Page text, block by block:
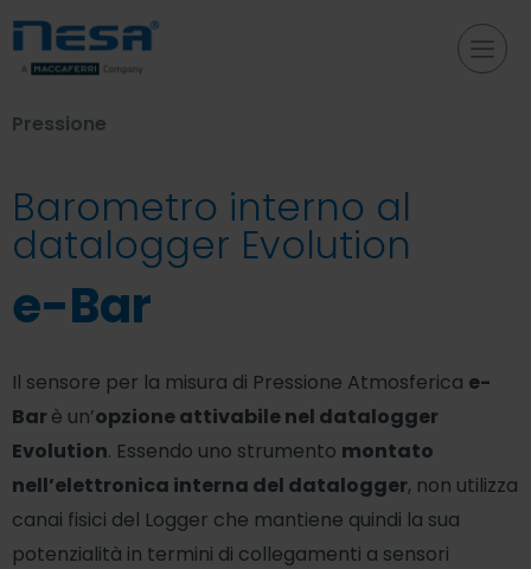
Pressione
Barometro interno al
datalogger Evolution
e-Bar
Il sensore per la misura di Pressione Atmosferica e-
Barè un’opzione attivabile nel datalogger
Evolution. Essendo uno strumento montato
nell’elettronica interna del datalogger, non utilizza
canai fisici del Logger che mantiene quindi la sua
potenzialità in termini di collegamenti a sensori